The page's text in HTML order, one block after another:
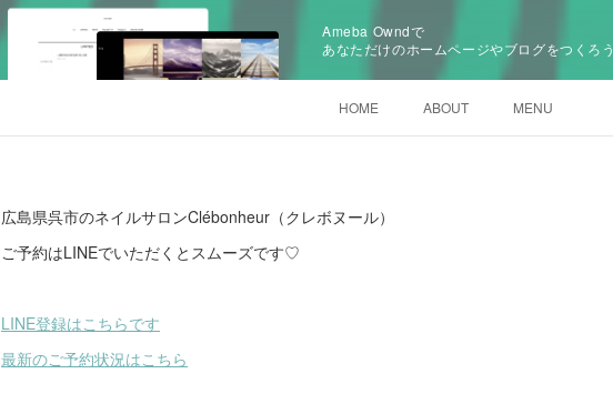
Ameba Owndで
あなただけのホームページやブログをつくろう
HOME ABOUT MENU
広島県呉市のネイルサロンClébonheur（クレボヌール）
ご予約はLINEでいただくとスムーズです♡
LINE登録はこちらです
最新のご予約状況はこちら